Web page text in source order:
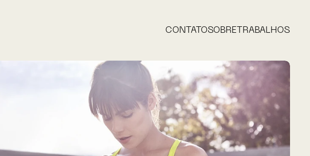
CONTATOSOBRE TRABALHOS